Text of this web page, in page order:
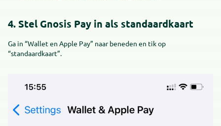
4. Stel Gnosis Pay in als standaardkaart
Ga in “Wallet en Apple Pay” naar beneden en tik op
“standaardkaart”.